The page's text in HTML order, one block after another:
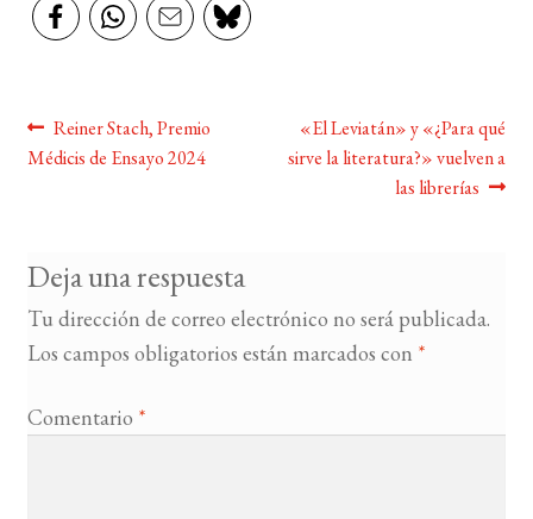
Navegación
de
Anterior:
Reiner Stach, Premio
Médicis de Ensayo 2024
Siguiente:
«El Leviatán» y «¿Para qué
sirve la literatura?» vuelven a
las librerías
Deja una respuesta
Tu dirección de correo electrónico no será publicada.
Los campos obligatorios están marcados con *
Comentario *